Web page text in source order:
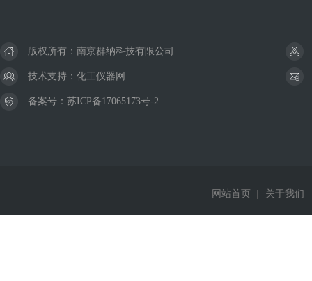
版权所有：南京群纳科技有限公司
技术支持： 化工仪器网
备案号： 苏ICP备17065173号-2
网站首页 关于我们